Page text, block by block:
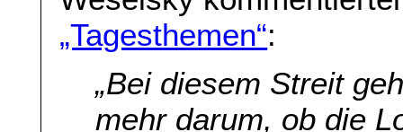
„Tagesthemen“:
„Bei diesem Streit
mehr darum, ob die